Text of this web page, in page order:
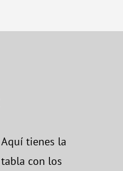
Aquí tienes la
tabla con los